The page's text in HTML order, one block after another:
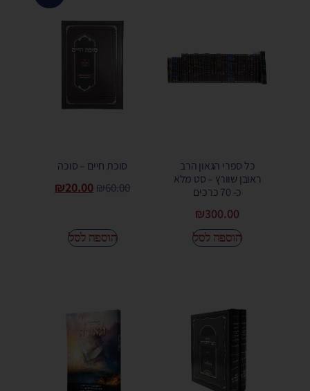
כל ספרי הגאון הרב
ראובן שוורץ – סט מלא
כ- 70 כרכים
₪300.00
הוספה לסל
סוכת חיים – סוכה
₪60.00
₪20.00
הוספה לסל